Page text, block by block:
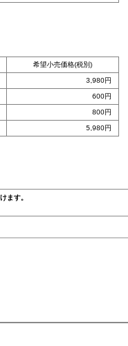
希望小売価格(税別)
3,980円
600円
800円
5,980円
ます。